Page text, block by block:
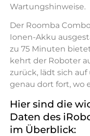
Wartungshinweise.
Der Roomba
Ionen-Akku
zu 75 Minuten
kehrt der Roboter
zurück, lädt sich
genau dort fort, wo
Hier sind die
Daten des
im Überblick: